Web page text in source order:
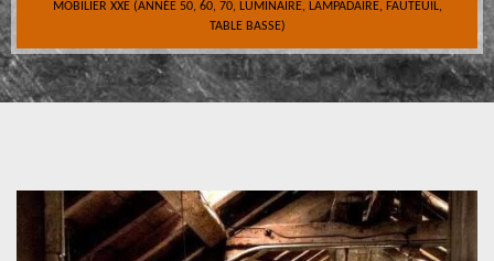
MOBILIER XXE (ANNÉE 50, 60, 70, LUMINAIRE, LAMPADAIRE, FAUTEUIL,
TABLE BASSE)